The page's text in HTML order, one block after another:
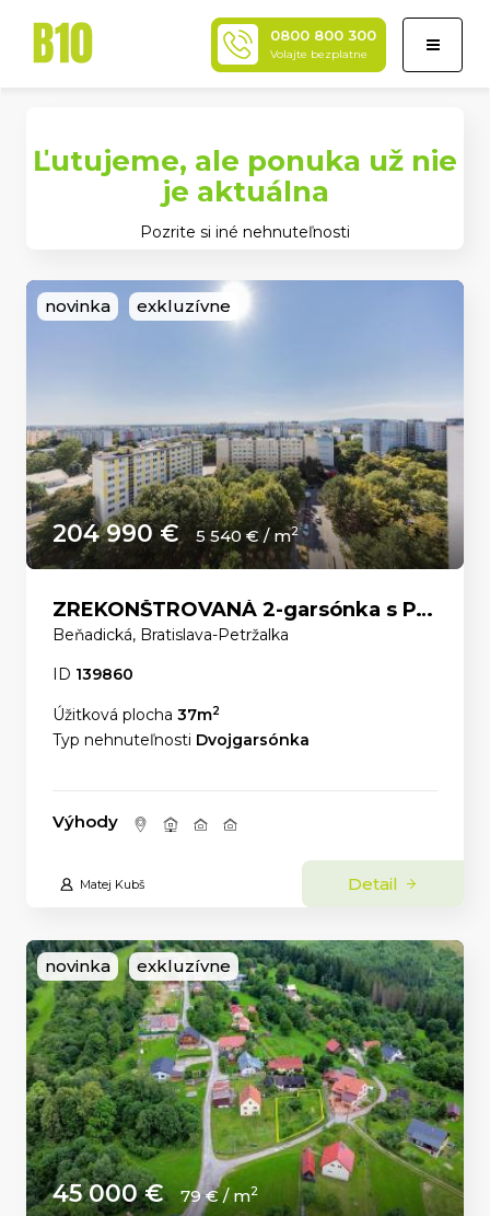
Toggle
0800 800 300
Volajte bezplatne
Ľutujeme, ale ponuka už nie
je aktuálna
Pozrite si iné nehnuteľnosti
novinka exkluzívne
204 990 € 5 540 € / m2
ZREKONŠTROVANÁ 2-garsónka s PANORAMATICKÝM VÝHĽADOM a ELEKTRIČKOU priamo pred domom.
Beňadická, Bratislava-Petržalka
ID 139860
Úžitková plocha 37m2
Typ nehnuteľnosti Dvojgarsónka
Výhody
Matej Kubš Detail
novinka exkluzívne
45 000 € 79 € / m2